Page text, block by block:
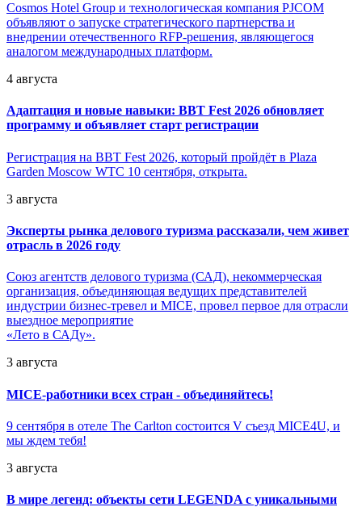
Cosmos Hotel Group и технологическая компания PJCOM
объявляют о запуске стратегического партнерства и
внедрении отечественного RFP-решения, являющегося
аналогом международных платформ.
4 августа
Адаптация и новые навыки: BBT Fest 2026 обновляет
программу и объявляет старт регистрации
Регистрация на BBT Fest 2026, который пройдёт в Plaza
Garden Moscow WTC 10 сентября, открыта.
3 августа
Эксперты рынка делового туризма рассказали, чем живет
отрасль в 2026 году
Союз агентств делового туризма (САД), некоммерческая
организация, объединяющая ведущих представителей
индустрии бизнес-тревел и MICE, провел первое для отрасли
выездное мероприятие
«Лето в САДу».
3 августа
MICE-работники всех стран - объединяйтесь!
9 сентября в отеле The Carlton состоится V съезд MICE4U, и
мы ждем тебя!
3 августа
В мире легенд: объекты сети LEGENDA с уникальными